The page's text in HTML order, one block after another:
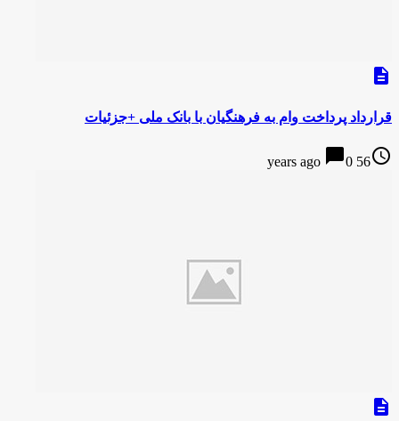
description
قرارداد پرداخت وام به فرهنگیان با بانک ملی +جزئیات
access_time
56 years ago
chat_bubble0
description